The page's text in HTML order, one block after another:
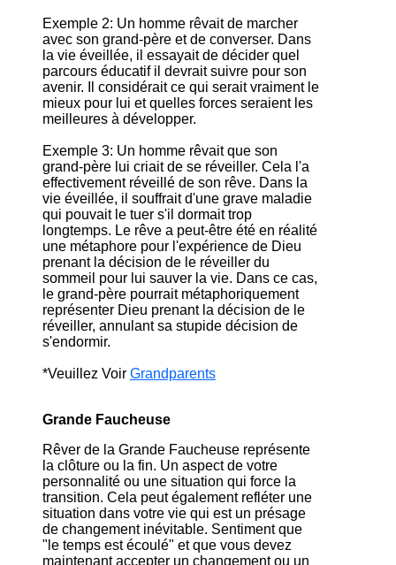
Exemple 2: Un homme rêvait de marcher
avec son grand-père et de converser. Dans
la vie éveillée, il essayait de décider quel
parcours éducatif il devrait suivre pour son
avenir. Il considérait ce qui serait vraiment le
mieux pour lui et quelles forces seraient les
meilleures à développer.
Exemple 3: Un homme rêvait que son
grand-père lui criait de se réveiller. Cela l'a
effectivement réveillé de son rêve. Dans la
vie éveillée, il souffrait d'une grave maladie
qui pouvait le tuer s'il dormait trop
longtemps. Le rêve a peut-être été en réalité
une métaphore pour l'expérience de Dieu
prenant la décision de le réveiller du
sommeil pour lui sauver la vie. Dans ce cas,
le grand-père pourrait métaphoriquement
représenter Dieu prenant la décision de le
réveiller, annulant sa stupide décision de
s'endormir.
*Veuillez Voir Grandparents
Grande Faucheuse
Rêver de la Grande Faucheuse représente
la clôture ou la fin. Un aspect de votre
personnalité ou une situation qui force la
transition. Cela peut également refléter une
situation dans votre vie qui est un présage
de changement inévitable. Sentiment que
"le temps est écoulé" et que vous devez
maintenant accepter un changement ou un